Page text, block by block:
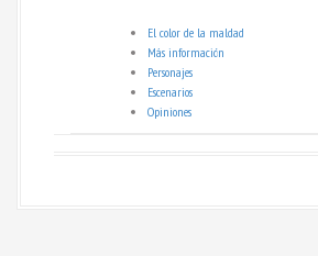
El color de la maldad
Más información
Personajes
Escenarios
Opiniones